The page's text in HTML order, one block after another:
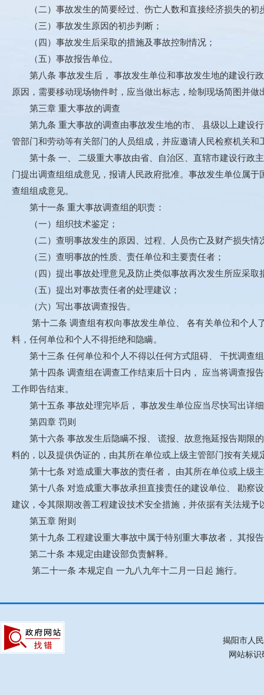
（二）事故发生的简要经过、伤亡人数和直接经济损失的初
（三）事故发生原因的初步判断；
（四）事故发生后采取的措施及事故控制情况；
（五）事故报告单位。
第八条 事故发生后， 事故发生单位和事故发生地的建设行政
原因，需要移动现场物件时，应当做出标志，绘制现场简图并
第三章 重大事故的调查
第九条 重大事故的调查由事故发生地的市、 县级以上建设行
管部门和劳动等有关部门的人员组成，并应邀请人民检察机关
第十条 一、 二级重大事故由省、自治区、直辖市建设行政主
门提出调查组组成意见，报请人民政府批准。事故发生单位属
查组组成意见。
第十一条 重大事故调查组的职责：
（一）组织技术鉴定；
（二）查明事故发生的原因、过程、人员伤亡及财产损失情
（三）查明事故的性质、责任单位和主要责任者；
（四）提出事故处理意见及防止类似事故再次发生所应采取
（五）提出对事故责任者的处理建议；
（六）写出事故调查报告。
第十二条 调查组有权向事故发生单位、 各有关单位和个人
料，任何单位和个人不得拒绝和隐瞒。
第十三条 任何单位和个人不得以任何方式阻碍、 干扰调查
第十四条 调查组在调查工作结束后十日内， 应当将调查报告
工作即告结束。
第十五条 事故处理完毕后， 事故发生单位应当尽快写出详
第四章 罚则
第十六条 事故发生后隐瞒不报、 谎报、故意拖延报告期限的
料的，以及提供伪证的，由其所在单位或上级主管部门按有关
第十七条 对造成重大事故的责任者， 由其所在单位或上级
第十八条 对造成重大事故承担直接责任的建设单位、 勘察设
建议，令其限期改善工程建设技术安全措施，并依据有关法规予
第五章 附则
第十九条 工程建设重大事故中属于特别重大事故者， 其报
第二十条 本规定由建设部负责解释。
第二十一条 本规定自 一九八九年十二月一日起 施行。
揭阳市人
网站标